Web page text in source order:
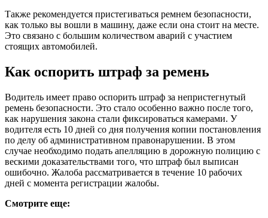
Также рекомендуется пристегиваться ремнем безопасности,
как только вы вошли в машину, даже если она стоит на месте.
Это связано с большим количеством аварий с участием
стоящих автомобилей.
Как оспорить штраф за ремень
Водитель имеет право оспорить штраф за непристегнутый
ремень безопасности. Это стало особенно важно после того,
как нарушения закона стали фиксироваться камерами. У
водителя есть 10 дней со дня получения копии постановления
по делу об административном правонарушении. В этом
случае необходимо подать апелляцию в дорожную полицию с
вескими доказательствами того, что штраф был выписан
ошибочно. Жалоба рассматривается в течение 10 рабочих
дней с момента регистрации жалобы.
Смотрите еще: